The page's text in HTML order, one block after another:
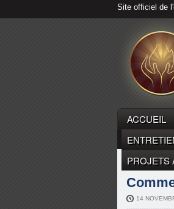
Site officiel de
ACCUEIL
PROJETS
14